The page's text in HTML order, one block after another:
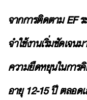
จากการติดตาม EF
จำใช้งานเริ่มชัดเจ
ความยืดหยุนในการคิ
อายุ 12-15 ปี ตลอด